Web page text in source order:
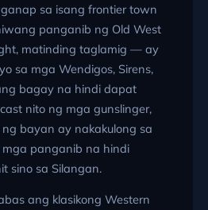
sa isang frontier town
panganib ng Old West
matinding taglamig — ay
sa mga Wendigos, Sirens,
bagay na hindi dapat
nito ng mga gunslinger,
bayan ay nakakulong sa
panganib na hindi
sino sa Silangan.
ang klasikong Western